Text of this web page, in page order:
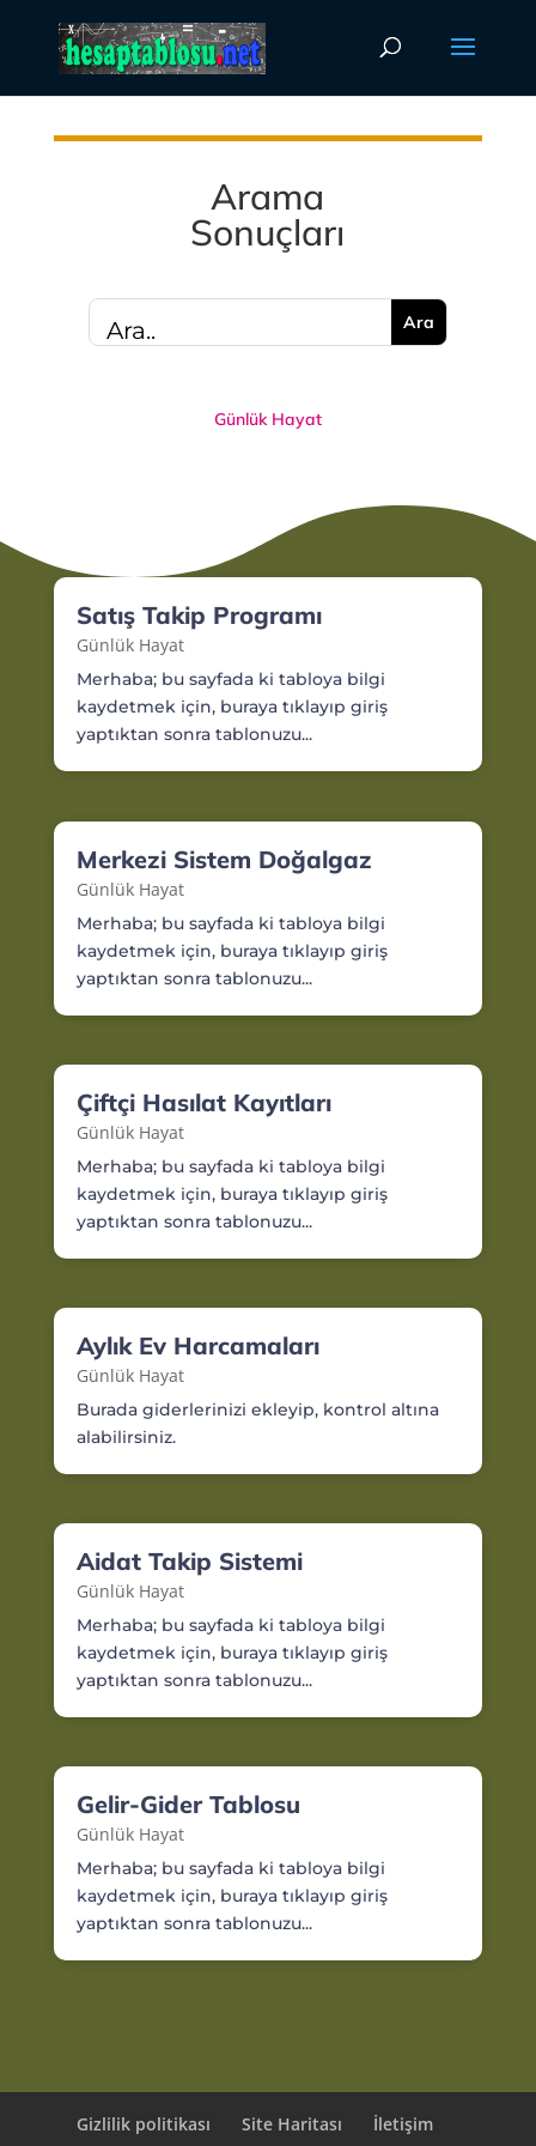
Arama
Sonuçları
Günlük Hayat
Satış Takip Programı
Günlük Hayat
Merhaba; bu sayfada ki tabloya bilgi
kaydetmek için, buraya tıklayıp giriş
yaptıktan sonra tablonuzu...
Merkezi Sistem Doğalgaz
Günlük Hayat
Merhaba; bu sayfada ki tabloya bilgi
kaydetmek için, buraya tıklayıp giriş
yaptıktan sonra tablonuzu...
Çiftçi Hasılat Kayıtları
Günlük Hayat
Merhaba; bu sayfada ki tabloya bilgi
kaydetmek için, buraya tıklayıp giriş
yaptıktan sonra tablonuzu...
Aylık Ev Harcamaları
Günlük Hayat
Burada giderlerinizi ekleyip, kontrol altına
alabilirsiniz.
Aidat Takip Sistemi
Günlük Hayat
Merhaba; bu sayfada ki tabloya bilgi
kaydetmek için, buraya tıklayıp giriş
yaptıktan sonra tablonuzu...
Gelir-Gider Tablosu
Günlük Hayat
Merhaba; bu sayfada ki tabloya bilgi
kaydetmek için, buraya tıklayıp giriş
yaptıktan sonra tablonuzu...
Gizlilik politikası Site Haritası İletişim